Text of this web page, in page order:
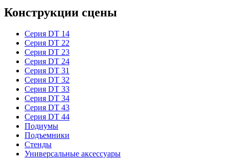
Конструкции сцены
Серия DT 14
Серия DT 22
Серия DT 23
Серия DT 24
Серия DT 31
Серия DT 32
Серия DT 33
Серия DT 34
Серия DT 43
Серия DT 44
Подиумы
Подъемники
Стенды
Универсальные аксессуары